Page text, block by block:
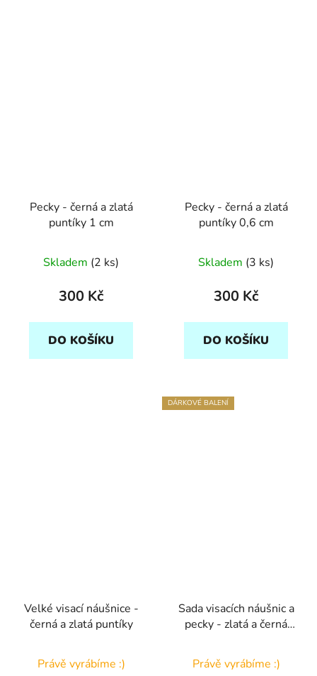
Pecky - černá a zlatá
puntíky 1 cm
Skladem (2 ks)
300 Kč
DO KOŠÍKU
Pecky - černá a zlatá
puntíky 0,6 cm
Skladem (3 ks)
300 Kč
DO KOŠÍKU
Velké visací náušnice -
černá a zlatá puntíky
Právě vyrábíme :)
DÁRKOVÉ BALENÍ
Sada visacích náušnic a
pecky - zlatá a černá
Právě vyrábíme :)